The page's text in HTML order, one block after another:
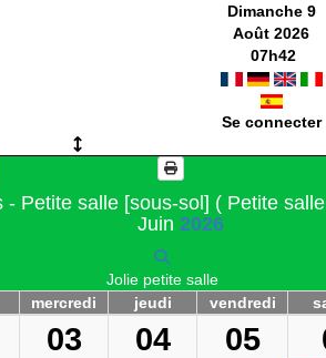
Dimanche 9
Août 2026
07h42
Se connecter
- Petite salle [sous-sol] ( Petite
Juin 2026
Jolie petite salle
mercredi jeudi vendredi
03 04 05